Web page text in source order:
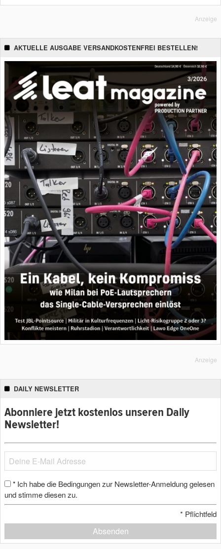
Anzeige
AKTUELLE AUSGABE VERSANDKOSTENFREI BESTELLEN!
Anzeige
DAILY NEWSLETTER
Abonniere jetzt kostenlos unseren Daily
Newsletter!
* Ich habe die Bedingungen zur Newsletter-Anmeldung gelesen
und stimme diesen zu.
* Pflichtfeld
Absenden